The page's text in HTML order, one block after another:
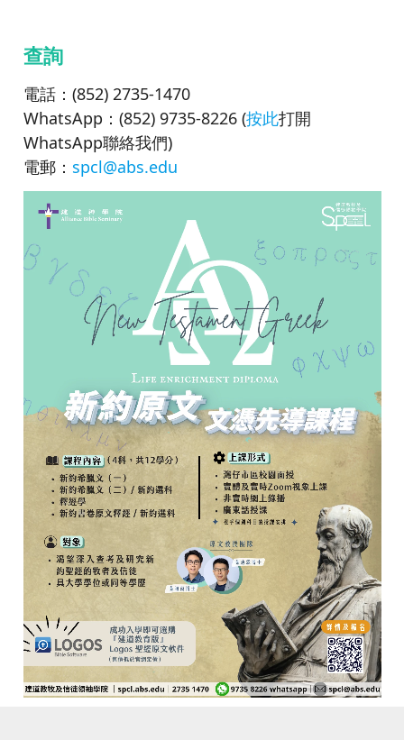
查詢
電話：(852) 2735-1470
WhatsApp：(852) 9735-8226 (按此打開
WhatsApp聯絡我們)
電郵： spcl@abs.edu